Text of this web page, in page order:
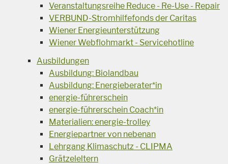
Veranstaltungsreihe Reduce - Re-Use - Repair
VERBUND-Stromhilfefonds der Caritas
Wiener Energieunterstützung
Wiener Webflohmarkt - Servicehotline
Ausbildungen
Ausbildung: Biolandbau
Ausbildung: Energieberater*in
energie-führerschein
energie-führerschein Coach*in
Materialien: energie-trolley
Energiepartner von nebenan
Lehrgang Klimaschutz - CLIPMA
Grätzeleltern